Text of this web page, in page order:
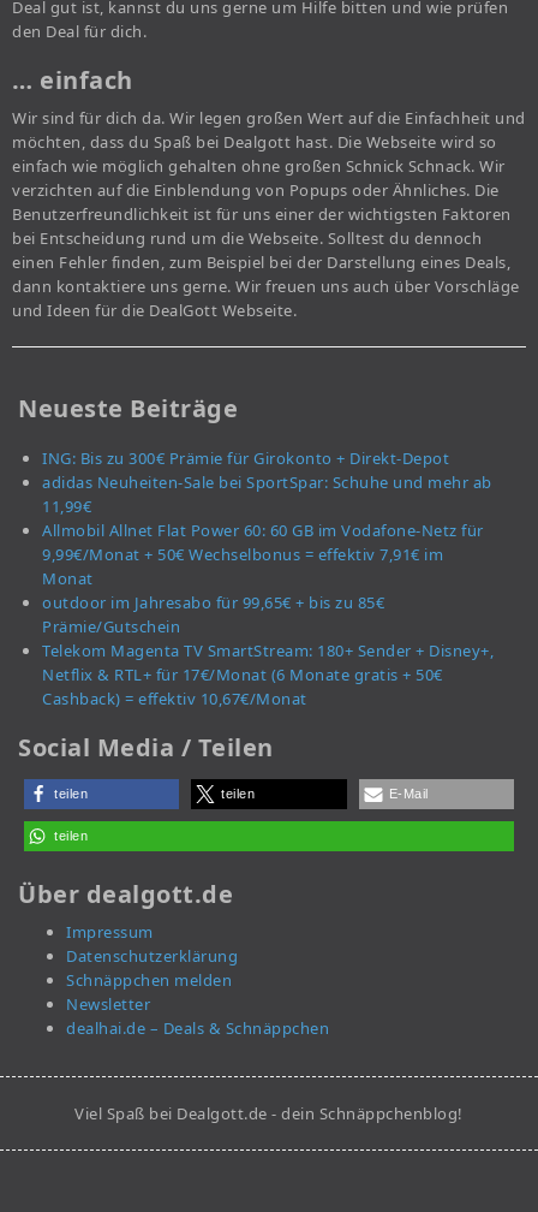
Deal gut ist, kannst du uns gerne um Hilfe bitten und wie prüfen
den Deal für dich.
… einfach
Wir sind für dich da. Wir legen großen Wert auf die Einfachheit und
möchten, dass du Spaß bei Dealgott hast. Die Webseite wird so
einfach wie möglich gehalten ohne großen Schnick Schnack. Wir
verzichten auf die Einblendung von Popups oder Ähnliches. Die
Benutzerfreundlichkeit ist für uns einer der wichtigsten Faktoren
bei Entscheidung rund um die Webseite. Solltest du dennoch
einen Fehler finden, zum Beispiel bei der Darstellung eines Deals,
dann kontaktiere uns gerne. Wir freuen uns auch über Vorschläge
und Ideen für die DealGott Webseite.
Neueste Beiträge
ING: Bis zu 300€ Prämie für Girokonto + Direkt-Depot
adidas Neuheiten-Sale bei SportSpar: Schuhe und mehr ab
11,99€
Allmobil Allnet Flat Power 60: 60 GB im Vodafone-Netz für
9,99€/Monat + 50€ Wechselbonus = effektiv 7,91€ im
Monat
outdoor im Jahresabo für 99,65€ + bis zu 85€
Prämie/Gutschein
Telekom Magenta TV SmartStream: 180+ Sender + Disney+,
Netflix & RTL+ für 17€/Monat (6 Monate gratis + 50€
Cashback) = effektiv 10,67€/Monat
Social Media / Teilen
teilen teilen E-Mail
teilen
Über dealgott.de
Impressum
Datenschutzerklärung
Schnäppchen melden
Newsletter
dealhai.de – Deals & Schnäppchen
Viel Spaß bei Dealgott.de - dein Schnäppchenblog!